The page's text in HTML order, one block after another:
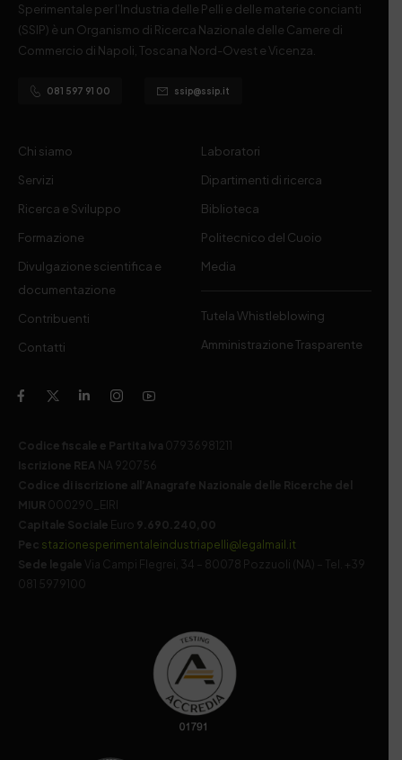
Sperimentale per l’Industria delle Pelli e delle materie concianti
(SSIP) è un Organismo di Ricerca Nazionale delle Camere di
Commercio di Napoli, Toscana Nord-Ovest e Vicenza.
081 597 91 00 ssip@ssip.it
Chi siamo
Servizi
Ricerca e Sviluppo
Formazione
Divulgazione scientifica e
documentazione
Contribuenti
Contatti
Laboratori
Dipartimenti di ricerca
Biblioteca
Politecnico del Cuoio
Media
Tutela Whistleblowing
Amministrazione Trasparente
Codice fiscale e Partita Iva 07936981211
Iscrizione REA NA 920756
Codice di iscrizione all’Anagrafe Nazionale delle Ricerche del
MIUR 000290_EIRI
Capitale Sociale Euro 9.690.240,00
Pec stazionesperimentaleindustriapelli@legalmail.it
Sede legale
Via Campi Flegrei, 34 – 80078 Pozzuoli (NA) – Tel. +39
081 5979100